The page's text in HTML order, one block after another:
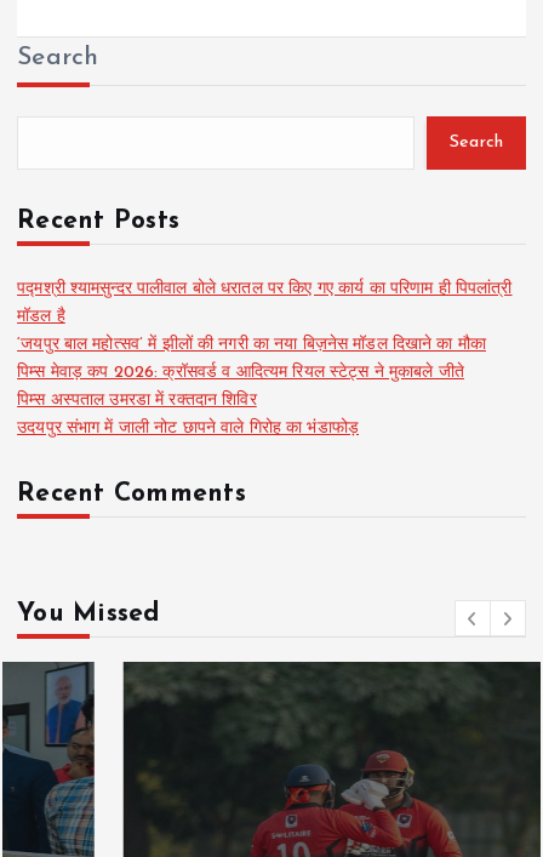
Search
Search
Recent Posts
पद्मश्री श्यामसुन्दर पालीवाल बोले धरातल पर किए गए कार्य का परिणाम ही पिपलांत्री
मॉडल है
‘जयपुर बाल महोत्सव’ में झीलों की नगरी का नया बिज़नेस मॉडल दिखाने का मौका
पिम्स मेवाड़ कप 2026: क्रॉसवर्ड व आदित्यम रियल स्टेट्स ने मुकाबले जीते
पिम्स अस्पताल उमरडा में रक्तदान शिविर
उदयपुर संभाग में जाली नोट छापने वाले गिरोह का भंडाफोड़
Recent Comments
You Missed